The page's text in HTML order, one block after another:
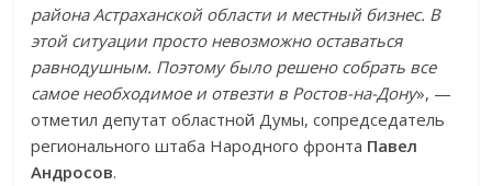
района Астраханской области и местный бизнес. В
этой ситуации просто невозможно оставаться
равнодушным. Поэтому было решено собрать все
самое необходимое и отвезти в Ростов-на-Дону», —
отметил депутат областной Думы, сопредседатель
регионального штаба Народного фронта Павел
Андросов.